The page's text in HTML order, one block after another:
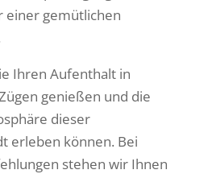
einer gemütlichen
Ihren Aufenthalt in
genießen und die
dieser
erleben können. Bei
stehen wir Ihnen